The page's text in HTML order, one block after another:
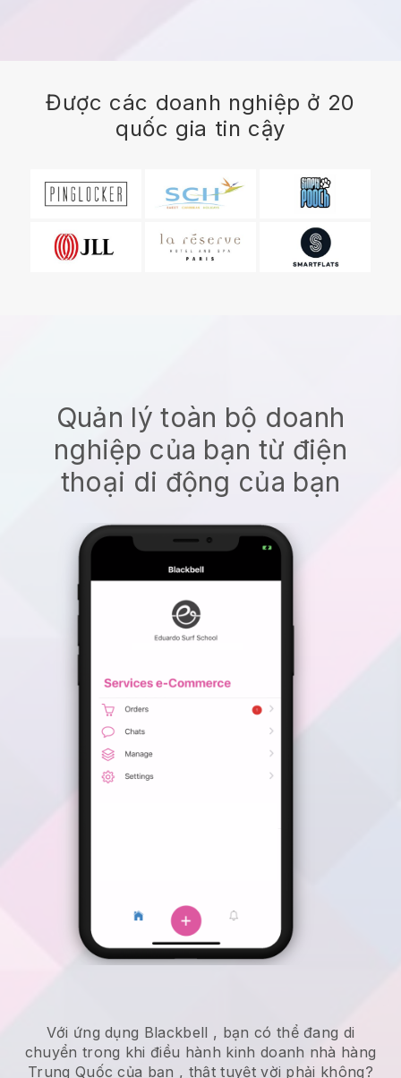
Được các doanh nghiệp ở 20
quốc gia tin cậy
Quản lý toàn bộ doanh
nghiệp của bạn từ điện
thoại di động của bạn
Với ứng dụng Blackbell , bạn có thể đang di
chuyển trong khi điều hành kinh doanh nhà hàng
Trung Quốc của bạn , thật tuyệt vời phải không?